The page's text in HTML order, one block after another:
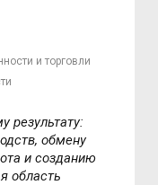
и торговли
результату:
обмену
и созданию
область